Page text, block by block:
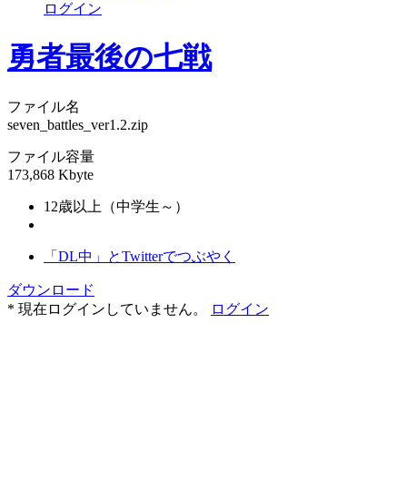
ログイン
勇者最後の七戦
ファイル名
seven_battles_ver1.2.zip
ファイル容量
173,868 Kbyte
12歳以上（中学生～）
「DL中」とTwitterでつぶやく
ダウンロード
* 現在ログインしていません。
ログイン